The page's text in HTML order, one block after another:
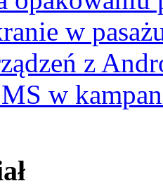
w
z
w